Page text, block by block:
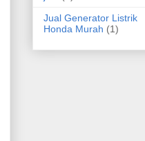
Jual Generator Listrik
Honda Murah (1)